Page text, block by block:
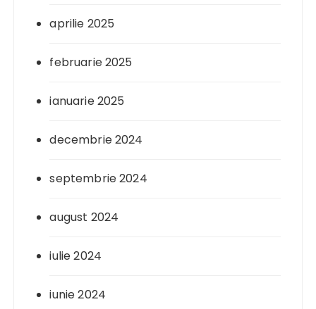
aprilie 2025
februarie 2025
ianuarie 2025
decembrie 2024
septembrie 2024
august 2024
iulie 2024
iunie 2024